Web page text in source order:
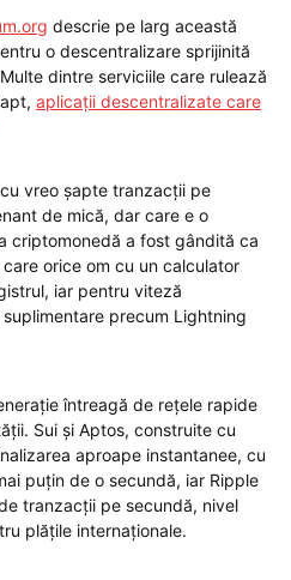
descrie pe larg această
o descentralizare sprijinită
dintre serviciile care rulează
aplicații descentralizate care
vreo șapte tranzacții pe
de mică, dar care e o
criptomonedă a fost gândită ca
orice om cu un calculator
iar pentru viteză
precum Lightning
întreagă de rețele rapide
Sui și Aptos, construite cu
aproape instantanee, cu
puțin de o secundă, iar Ripple
tranzacții pe secundă, nivel
plățile internaționale.